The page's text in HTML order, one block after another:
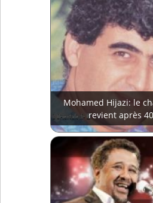
Mohamed Hijazi: le
revient après